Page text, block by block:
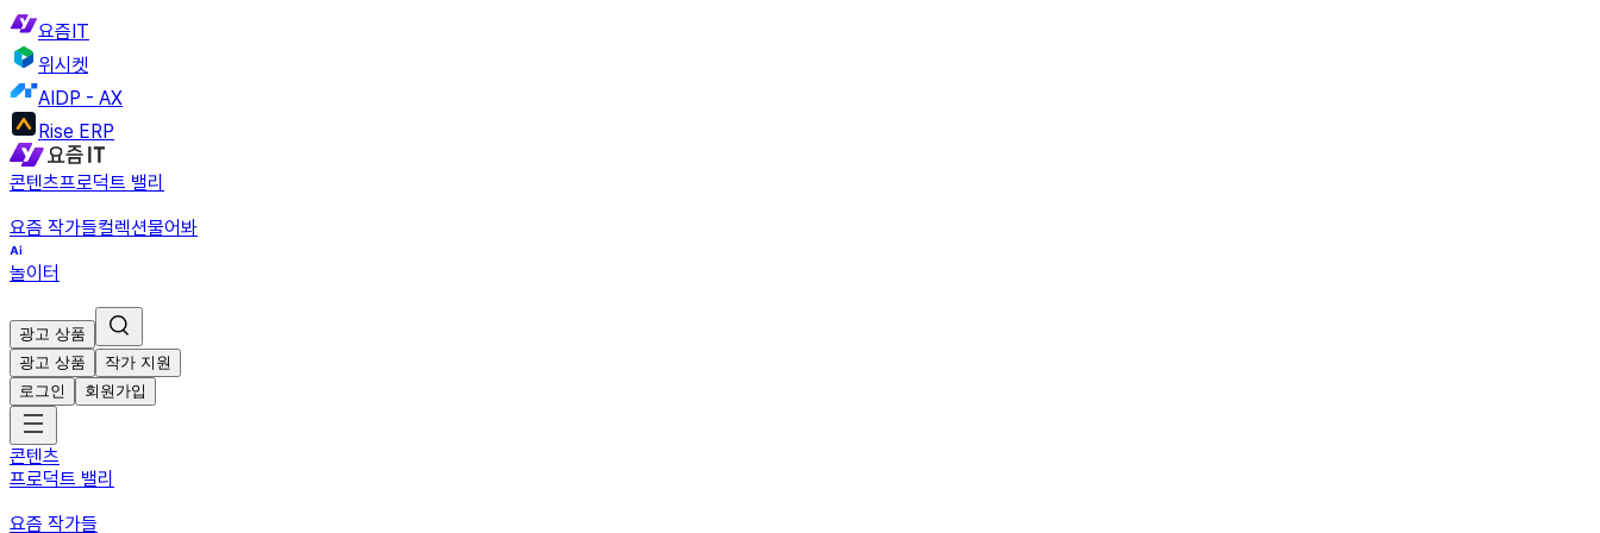
요즘IT
위시켓
AIDP - AX
Rise ERP
콘텐츠프로덕트 밸리
요즘 작가들컬렉션물어봐
놀이터
광고 상품
광고 상품
작가 지원
로그인
회원가입
콘텐츠
프로덕트 밸리
요즘 작가들